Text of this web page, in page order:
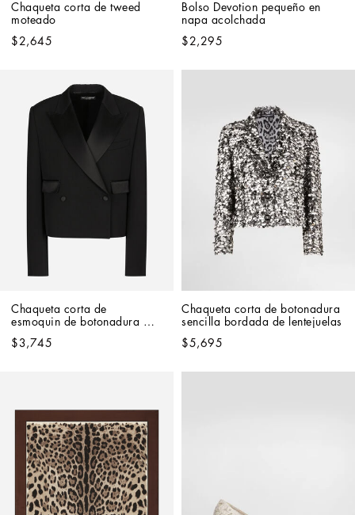
Chaqueta corta de tweed
moteado
$2,645
Bolso Devotion pequeño en
napa acolchada
$2,295
Chaqueta corta de
esmoquin de botonadura
$3,745
Chaqueta corta de botonadura
sencilla bordada de lentejuelas
$5,695